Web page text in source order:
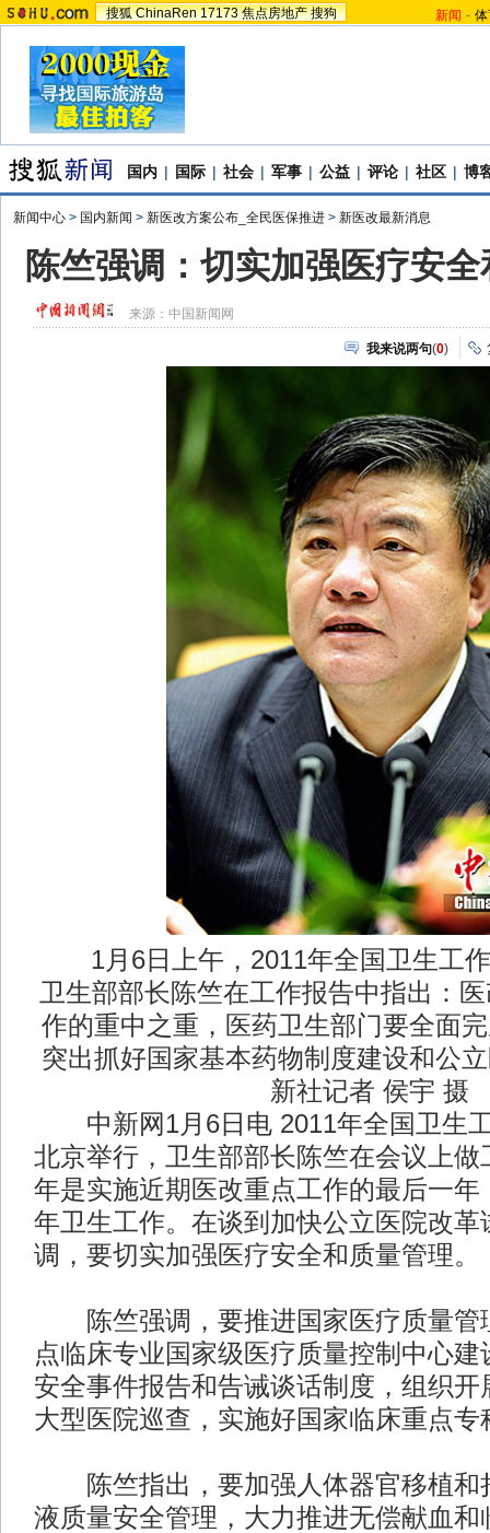
搜狐 ChinaRen 17173 焦点房地产 搜狗 新闻 -
国内 | 国际 | 社会 | 军事 | 公益 | 评论 | 社区 | 博
新闻中心 > 国内新闻 > 新医改方案公布_全民医保推进 > 新医改最新消息
陈竺强调：切实加强医疗安
来源： 中国新闻网
我来说两句(0)
1月6日上午，2011年全国卫生工作
卫生部部长陈竺在工作报告中指出：
作的重中之重，医药卫生部门要全面
突出抓好国家基本药物制度建设和公
新社记者 侯宇 摄
中新网1月6日电 2011年全国卫生
北京举行，卫生部部长陈竺在会议上做
年是实施近期医改重点工作的最后一年
年卫生工作。在谈到加快公立医院改革
调，要切实加强医疗安全和质量管理。
陈竺强调，要推进国家医疗质量管
点临床专业国家级医疗质量控制中心
安全事件报告和告诫谈话制度，组织开
大型医院巡查，实施好国家临床重点专
陈竺指出，要加强人体器官移植和
液质量安全管理，大力推进无偿献血和